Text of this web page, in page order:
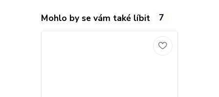
Mohlo by se vám také líbit 7